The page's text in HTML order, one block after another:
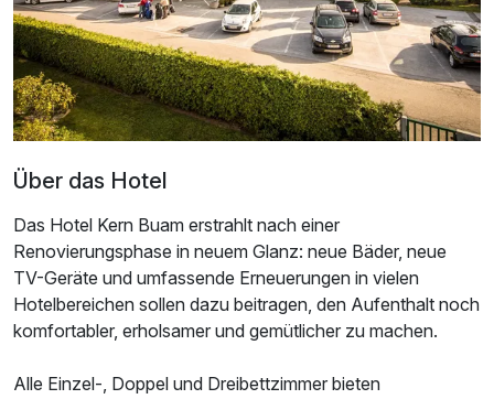
2 Erwachsene und 1 Kind
Über das Hotel
Das Hotel Kern Buam erstrahlt nach einer
Renovierungsphase in neuem Glanz: neue Bäder, neue
TV-Geräte und umfassende Erneuerungen in vielen
Hotelbereichen sollen dazu beitragen, den Aufenthalt noch
komfortabler, erholsamer und gemütlicher zu machen.
Alle Einzel-, Doppel und Dreibettzimmer bieten